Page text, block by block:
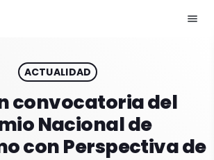
menu
COCHABAMBA
ACTUALIDAD
convocatoria del
Nacional de
con Perspectiva de